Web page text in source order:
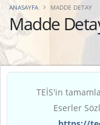
Madde
ANASAYFA MADDE DETAY
TEİS'in
Eserler